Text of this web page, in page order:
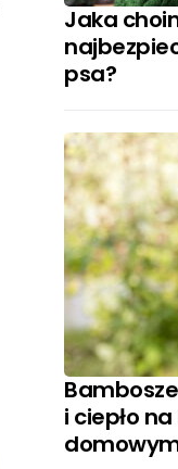
Jaka
psa?
i ciepło